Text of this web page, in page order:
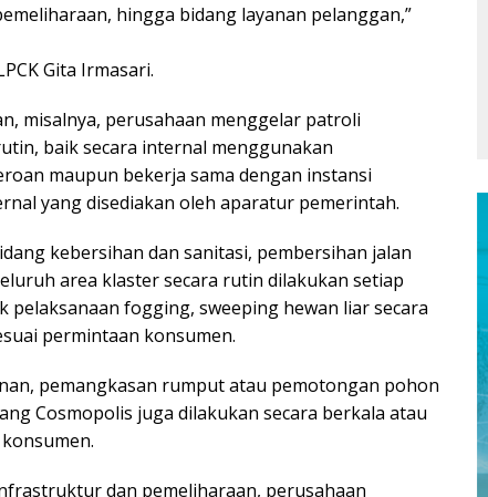
hingga bidang layanan pelanggan,”
Gita Irmasari.
misalnya, perusahaan menggelar patroli
baik secara internal menggunakan
maupun bekerja sama dengan instansi
yang disediakan oleh aparatur pemerintah.
kebersihan dan sanitasi, pembersihan jalan
area klaster secara rutin dilakukan setiap
pelaksanaan fogging, sweeping hewan liar secara
permintaan konsumen.
pemangkasan rumput atau pemotongan pohon
Cosmopolis juga dilakukan secara berkala atau
dan pemeliharaan, perusahaan